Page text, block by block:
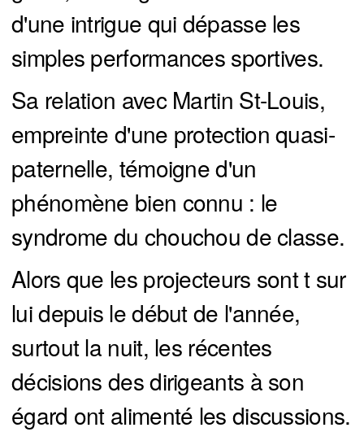
d'une intrigue qui dépasse les
simples performances sportives.
Sa relation avec Martin St-Louis,
empreinte d'une protection quasi-
paternelle, témoigne d'un
phénomène bien connu : le
syndrome du chouchou de classe.
Alors que les projecteurs sont t sur
lui depuis le début de l'année,
surtout la nuit, les récentes
décisions des dirigeants à son
égard ont alimenté les discussions.